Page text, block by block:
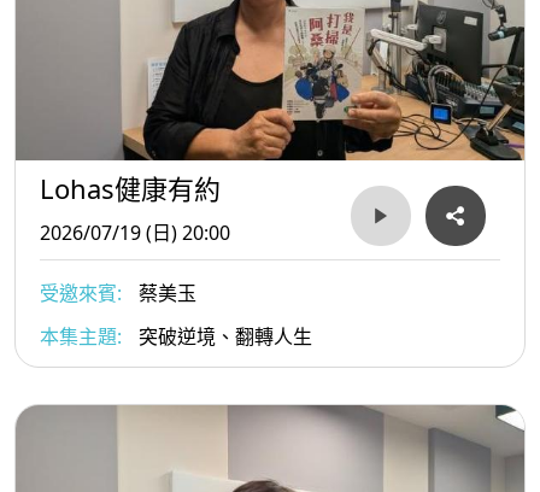
Lohas健康有約
2026/07/19 (日) 20:00
受邀來賓:
蔡美玉
本集主題:
突破逆境、翻轉人生